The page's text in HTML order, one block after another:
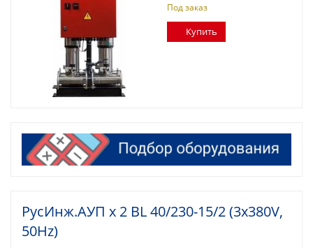
Под заказ
Купить
РусИнж.АУП х 2 BL 40/230-15/2 (3x380V,
50Hz)